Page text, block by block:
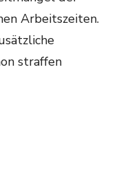
Arbeitszeiten.
straffen